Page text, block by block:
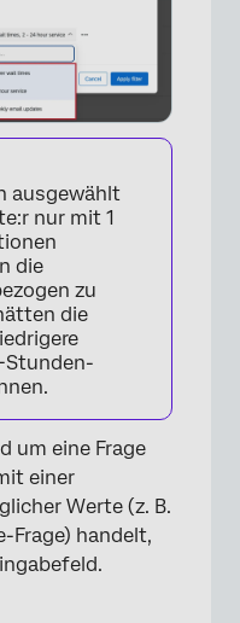
ausgewählt
nur mit 1
die
zu
die
Stunden-
um eine Frage
einer
Werte (z. B.
Frage) handelt,